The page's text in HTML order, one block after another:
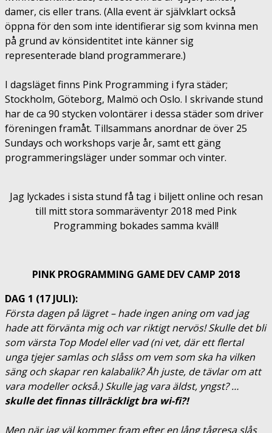
damer, cis eller trans. (Alla event är självklart också
öppna för den som inte identifierar sig som kvinna men
på grund av könsidentitet inte känner sig
representerade bland programmerare.)
I dagsläget finns Pink Programming i fyra städer;
Stockholm, Göteborg, Malmö och Oslo. I skrivande stund
har de ca 90 stycken volontärer i dessa städer som driver
föreningen framåt. Tillsammans anordnar de över 25
Sundays och workshops varje år, samt ett gäng
programmeringsläger under sommar och vinter.
Jag lyckades i sista stund få tag i biljett online och resan
till mitt stora sommaräventyr 2018 med Pink
Programming bokades samma kväll!
PINK PROGRAMMING GAME DEV CAMP 2018
DAG 1 (17 JULI):
Första dagen på lägret – hade ingen aning om vad jag
hade att förvänta mig och var riktigt nervös! Skulle det bli
som värsta Top Model eller vad (ni vet, där ett flertal
unga tjejer samlas och slåss om vem som ska ha vilken
säng och skapar ren kalabalik? Åh juste, de tävlar om att
vara modeller också.) Skulle jag vara äldst, yngst? …
skulle det finnas tillräckligt bra wi-fi?!
Men när jag väl kommer fram efter en lång tågresa slås